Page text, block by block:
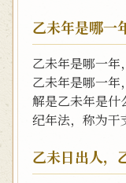
乙未年是哪一
乙未年是哪一年
乙未年是哪一年
解是乙未年是什
纪年法，称为干
乙未日出人，